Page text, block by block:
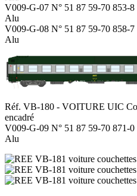
V009-G-07 N° 51 87 59-70 853-
Alu
V009-G-08 N° 51 87 59-70 858-
Alu
Réf. VB-180 - VOITURE UIC
encadré
V009-G-09 N° 51 87 59-70 871-
Alu